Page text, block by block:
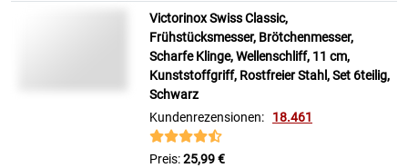
Victorinox Swiss Classic,
Frühstücksmesser, Brötchenmesser,
Scharfe Klinge, Wellenschliff, 11 cm,
Kunststoffgriff, Rostfreier Stahl, Set 6teilig,
Schwarz
Kundenrezensionen: 18.461
Preis:25,99 €